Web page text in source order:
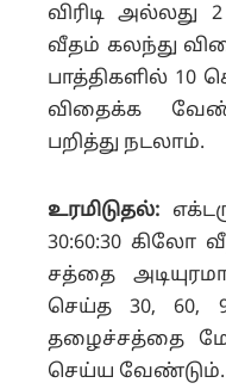
விரிடி அல்லது
வீதம் கலந்து
பாத்திகளில் 10
விதைக்க
பறித்து நடலாம்.
உரமிடுதல்:
30:60:30
சத்தை
செய்த 30, 60,
தழைச்சத்தை
செய்ய வேண்டும்.